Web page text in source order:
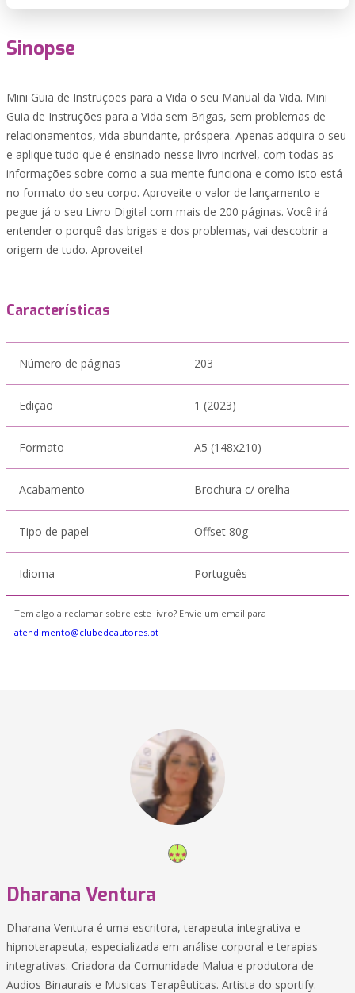
Sinopse
Mini Guia de Instruções para a Vida o seu Manual da Vida. Mini
Guia de Instruções para a Vida sem Brigas, sem problemas de
relacionamentos, vida abundante, próspera. Apenas adquira o seu
e aplique tudo que é ensinado nesse livro incrível, com todas as
informações sobre como a sua mente funciona e como isto está
no formato do seu corpo. Aproveite o valor de lançamento e
pegue já o seu Livro Digital com mais de 200 páginas. Você irá
entender o porquê das brigas e dos problemas, vai descobrir a
origem de tudo. Aproveite!
Características
Número de páginas 203
Edição 1 (2023)
Formato A5 (148x210)
Acabamento Brochura c/ orelha
Tipo de papel Offset 80g
Idioma Português
Tem algo a reclamar sobre este livro? Envie um email para
atendimento@clubedeautores.pt
Dharana Ventura
Dharana Ventura é uma escritora, terapeuta integrativa e
hipnoterapeuta, especializada em análise corporal e terapias
integrativas. Criadora da Comunidade Malua e produtora de
Audios Binaurais e Musicas Terapêuticas. Artista do sportify.